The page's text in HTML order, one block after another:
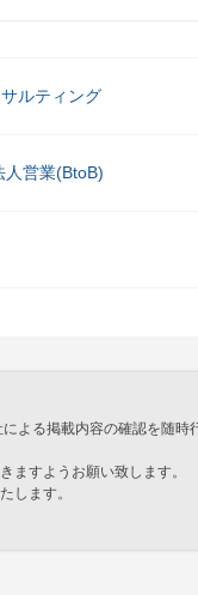
ルティング
人営業(BtoB)
よる掲載内容の確認を随
ますようお願い致します。
します。